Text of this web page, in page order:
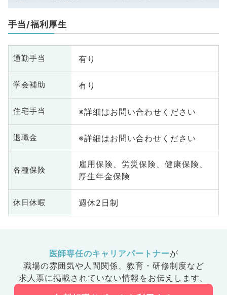
手当/福利厚生
通勤手当 有り
学会補助 有り
住宅手当 ※詳細はお問い合わせください
退職金 ※詳細はお問い合わせください
各種保険
雇用保険、労災保険、健康保険、
厚生年金保険
休日休暇 週休2日制
医師専任のキャリアパートナーが
職場の雰囲気や人間関係、 教育・研修制度など
求人票に掲載されていない情報をお伝えします。